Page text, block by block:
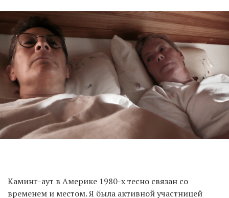
Каминг-аут в Америке 1980-х тесно связан со
временем и местом. Я была активной участницей